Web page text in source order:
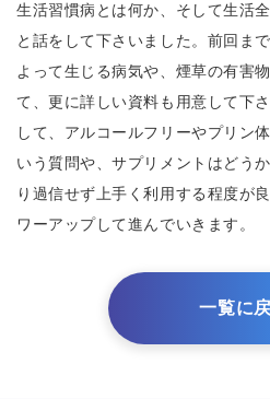
生活習慣病とは何か、そして生活
と話をして下さいました。前回ま
よって生じる病気や、煙草の有害
て、更に詳しい資料も用意して下
して、アルコールフリーやプリン
いう質問や、サプリメントはどう
り過信せず上手く利用する程度が
ワーアップして進んでいきます。
一覧に